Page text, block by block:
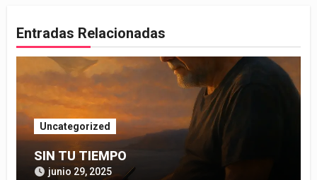
Entradas Relacionadas
Uncategorized
SIN TU TIEMPO
junio 29, 2025